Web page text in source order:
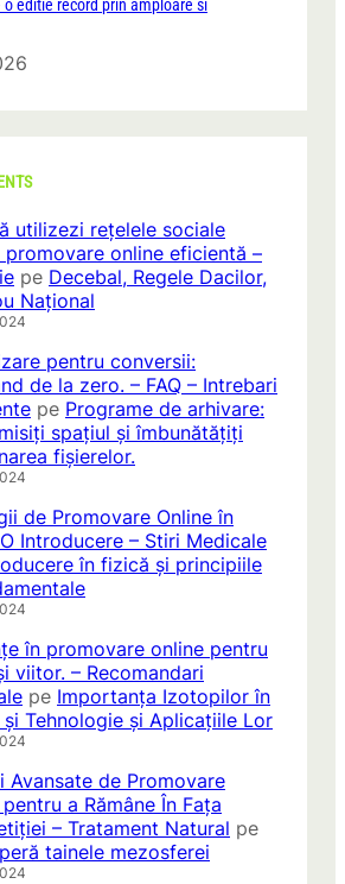
o editie record prin amploare si
utilizezi rețelele sociale
promovare online eficientă –
pe Decebal, Regele Dacilor,
Național
pentru conversii:
de la zero. – FAQ – Intrebari
pe Programe de arhivare:
spațiul și îmbunătățiți
fișierelor.
de Promovare Online în
Introducere – Stiri Medicale
în fizică și principiile
în promovare online pentru
viitor. – Recomandari
pe Importanța Izotopilor în
și Tehnologie și Aplicațiile Lor
Avansate de Promovare
a Rămâne În Fața
– Tratament Natural pe
tainele mezosferei